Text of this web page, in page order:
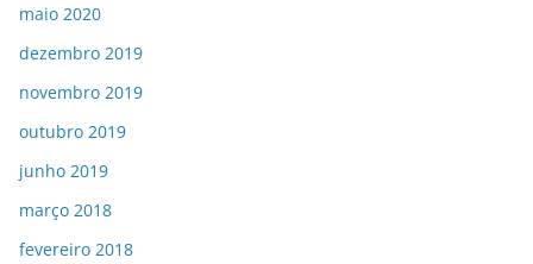
maio 2020
dezembro 2019
novembro 2019
outubro 2019
junho 2019
março 2018
fevereiro 2018